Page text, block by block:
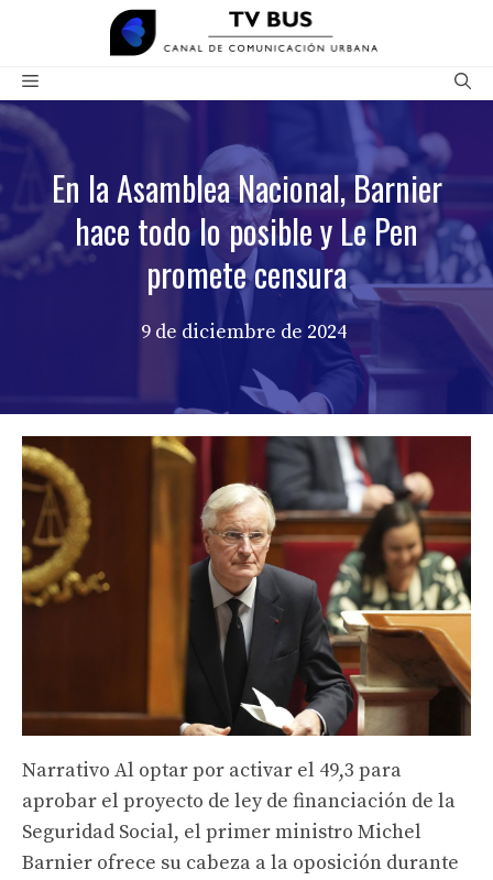
contenido
Menú
En la Asamblea Nacional, Barnier
hace todo lo posible y Le Pen
promete censura
9 de diciembre de 2024
Narrativo Al optar por activar el 49,3 para
aprobar el proyecto de ley de financiación de la
Seguridad Social, el primer ministro Michel
Barnier ofrece su cabeza a la oposición durante